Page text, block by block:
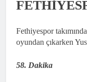
Fethiyespor
oyundan çıkarken
58. Dakika